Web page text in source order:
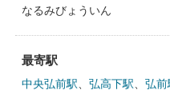
なるみびょういん
最寄駅
中央弘前駅 弘高下駅 弘前